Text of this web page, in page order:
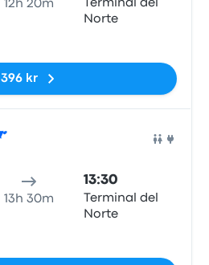
12h 20m
Terminal del
Norte
396 kr
13h 30m
13:30
Terminal del
Norte